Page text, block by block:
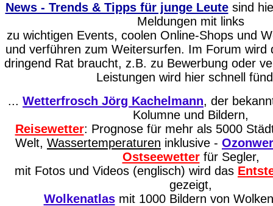
News - Trends & Tipps für junge Leutesind
Meldungen mit links
zu wichtigen Events, coolen Online-Shops und
und verführen zum Weitersurfen. Im Forum wird
dringend Rat braucht, z.B. zu Bewerbung oder
Leistungen wird hier schnell
... Wetterfrosch Jörg Kachelmann, der
Kolumne und Bildern,
Reisewetter: Prognose für mehr als 5000
Welt, Wassertemperaturen inklusive -
Ostseewetterfür Segler,
mit Fotos und Videos (englisch) wird das
gezeigt,
Wolkenatlasmit 1000 Bildern von